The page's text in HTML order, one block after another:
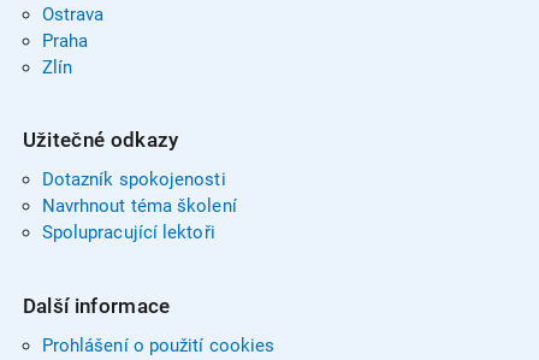
Ostrava
Praha
Zlín
Užitečné odkazy
Dotazník spokojenosti
Navrhnout téma školení
Spolupracující lektoři
Další informace
Prohlášení o použití cookies